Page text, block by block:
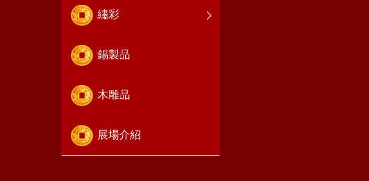
繡彩
錫製品
木雕品
展場介紹